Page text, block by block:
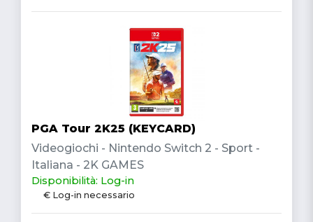
PGA Tour 2K25 (KEYCARD)
Videogiochi - Nintendo Switch 2 - Sport -
Italiana - 2K GAMES
Disponibilità: Log-in
€ Log-in necessario